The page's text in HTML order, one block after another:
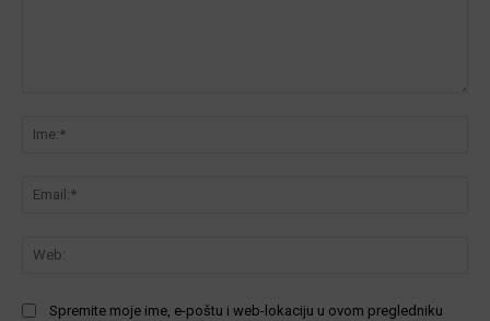
Spremite moje ime, e-poštu i web-lokaciju u ovom pregledniku